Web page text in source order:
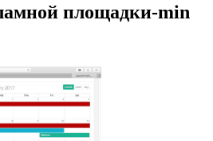
площадки-min